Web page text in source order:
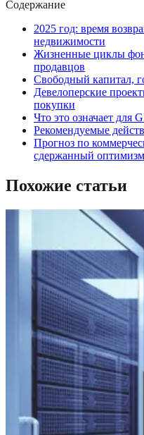
Содержание
2025 год: время
недвижимости
Жизненные циклы
продавцов
Свободный капитал,
Девелоперские
покупки
Что это означает для
Рекомендуемые
Прогноз по
сдержанный оптимизм
Похожие статьи